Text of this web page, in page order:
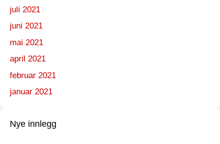
juli 2021
juni 2021
mai 2021
april 2021
februar 2021
januar 2021
Nye innlegg